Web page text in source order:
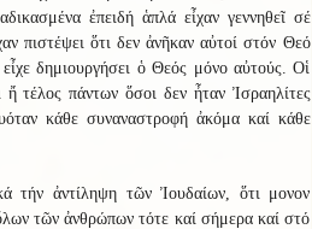
ἐπειδή ἁπλά εἶχαν γεννηθεῖ σέ
πιστέψει ὅτι δεν ἀνῆκαν αὐτοί στόν Θεό
δημιουργήσει ὁ Θεός μόνο αὐτούς. Οἱ
ἤ τέλος πάντων ὅσοι δεν ἦταν Ἰσραηλίτες
κάθε συναναστροφή ἀκόμα καί κάθε
τήν ἀντίληψη τῶν Ἰουδαίων, ὅτι μονον
τῶν ἀνθρώπων τότε καί σήμερα καί στό